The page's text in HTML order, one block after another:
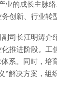
业的成长主脉
创新、行业转
司长江明涛介
推进阶段。工
系。同时，培
”解决方案，组